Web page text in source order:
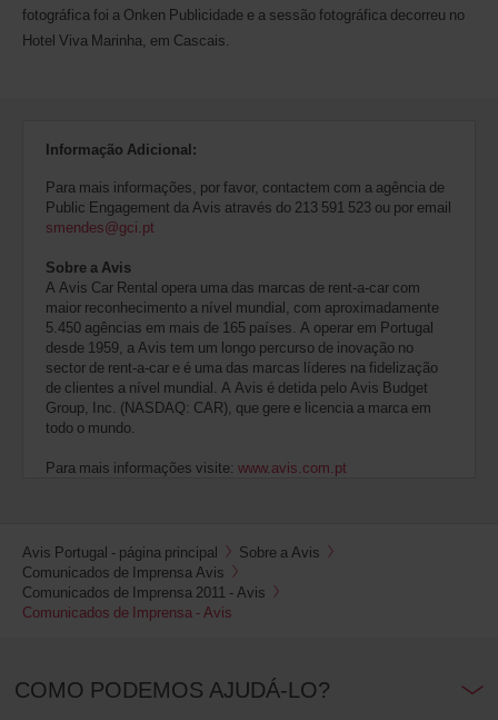
fotográfica foi a Onken Publicidade e a sessão fotográfica decorreu no
Hotel Viva Marinha, em Cascais.
Informação Adicional:
Para mais informações, por favor, contactem com a agência de
Public Engagement da Avis através do 213 591 523 ou por email
smendes@gci.pt
Sobre a Avis
A Avis Car Rental opera uma das marcas de rent-a-car com
maior reconhecimento a nível mundial, com aproximadamente
5.450 agências em mais de 165 países. A operar em Portugal
desde 1959, a Avis tem um longo percurso de inovação no
sector de rent-a-car e é uma das marcas líderes na fidelização
de clientes a nível mundial. A Avis é detida pelo Avis Budget
Group, Inc. (NASDAQ: CAR), que gere e licencia a marca em
todo o mundo.
Para mais informações visite: www.avis.com.pt
Avis Portugal - página principal
Sobre a Avis
Comunicados de Imprensa Avis
Comunicados de Imprensa 2011 - Avis
Comunicados de Imprensa - Avis
COMO PODEMOS AJUDÁ-LO?